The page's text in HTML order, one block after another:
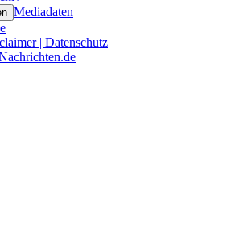
Mediadaten
| Datenschutz